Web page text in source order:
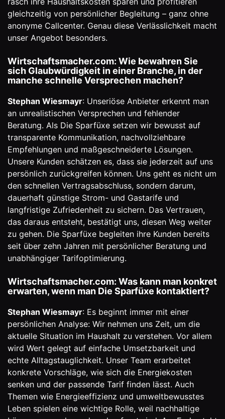
gleichzeitig von persönlicher Begleitung – ganz ohne
anonyme Callcenter. Genau diese Verlässlichkeit macht
unser Angebot besonders.
Wirtschaftsmacher.com: Wie bewahren Sie
sich Glaubwürdigkeit in einer Branche, in der
manche schnelle Versprechen machen?
Stephan Wiesmayr: Unseriöse Anbieter erkennt man
an unrealistischen Versprechen und fehlender
Beratung. Als Die Sparfüxe setzen wir bewusst auf
transparente Kommunikation, nachvollziehbare
Empfehlungen und maßgeschneiderte Lösungen.
Unsere Kunden schätzen es, dass sie jederzeit auf uns
persönlich zurückgreifen können. Uns geht es nicht um
den schnellen Vertragsabschluss, sondern darum,
dauerhaft günstige Strom- und Gastarife und
langfristige Zufriedenheit zu sichern. Das Vertrauen,
das daraus entsteht, bestätigt uns, diesen Weg weiter
zu gehen. Die Sparfüxe begleiten ihre Kunden bereits
seit über zehn Jahren mit persönlicher Beratung und
unabhängiger Tarifoptimierung.
Wirtschaftsmacher.com: Was kann man konkret
erwarten, wenn man Die Sparfüxe kontaktiert?
Stephan Wiesmayr: Es beginnt immer mit einer
persönlichen Analyse: Wir nehmen uns Zeit, um die
aktuelle Situation im Haushalt zu verstehen. Vor allem
wird Wert gelegt auf einfache Umsetzbarkeit und
echte Alltagstauglichkeit. Unser Team erarbeitet
konkrete Vorschläge, wie sich die Energiekosten
senken und der passende Tarif finden lässt. Auch
Themen wie Energieeffizienz und umweltbewusstes
Leben spielen eine wichtige Rolle, weil nachhaltige